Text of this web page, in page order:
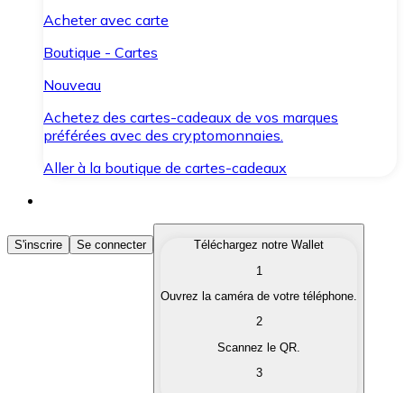
Acheter avec carte
Boutique - Cartes
Nouveau
Achetez des cartes-cadeaux de vos marques
préférées avec des cryptomonnaies.
Aller à la boutique de cartes-cadeaux
Acheter des Cryptomonnaies
Achetez les cryptomonnaies qui vous intéressent
Convertissez vos cryptomonnaies en monnaie
S'inscrire Se connecter
Téléchargez notre Wallet
1
Ouvrez la caméra de votre téléphone.
2
Scannez le QR.
3